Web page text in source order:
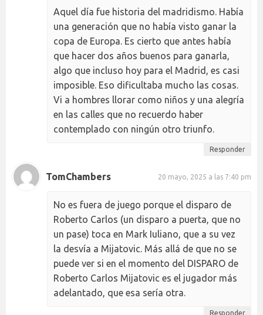
Aquel día fue historia del madridismo. Había
una generación que no había visto ganar la
copa de Europa. Es cierto que antes había
que hacer dos años buenos para ganarla,
algo que incluso hoy para el Madrid, es casi
imposible. Eso dificultaba mucho las cosas.
Vi a hombres llorar como niños y una alegría
en las calles que no recuerdo haber
contemplado con ningún otro triunfo.
Responder
TomChambers 20 mayo, 2025 a las 7:40 pm
No es fuera de juego porque el disparo de
Roberto Carlos (un disparo a puerta, que no
un pase) toca en Mark Iuliano, que a su vez
la desvía a Mijatovic. Más allá de que no se
puede ver si en el momento del DISPARO de
Roberto Carlos Mijatovic es el jugador más
adelantado, que esa sería otra.
Responder